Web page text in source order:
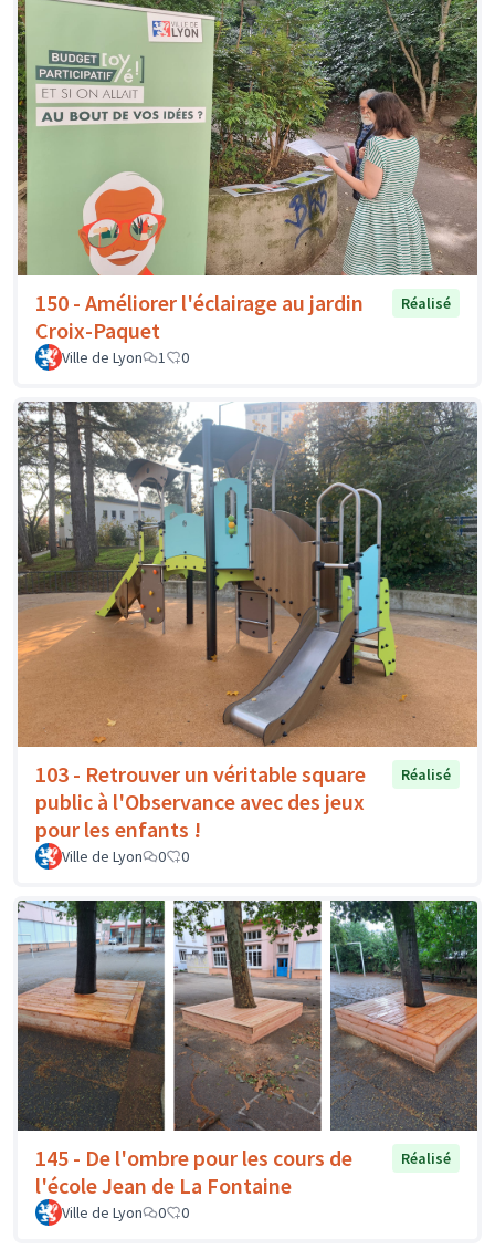
150 - Améliorer l'éclairage au jardin
Croix-Paquet
Réalisé
Ville de Lyon 1 0
103 - Retrouver un véritable square
public à l'Observance avec des jeux
pour les enfants !
Réalisé
Ville de Lyon 0 0
145 - De l'ombre pour les cours de
l'école Jean de La Fontaine
Réalisé
Ville de Lyon 0 0